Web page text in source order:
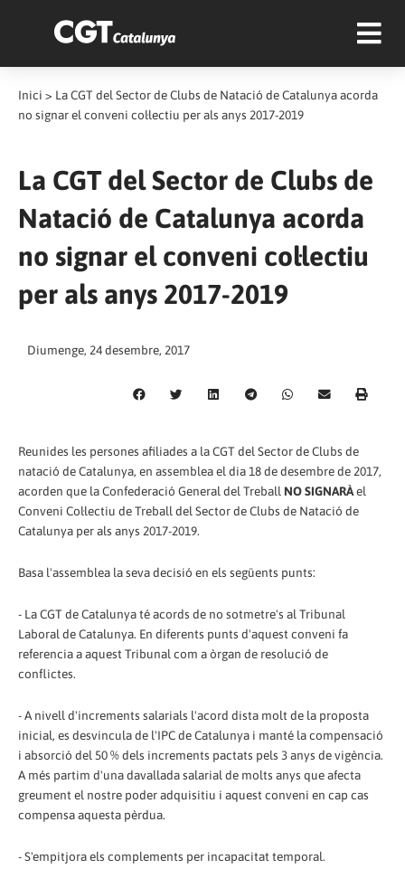
Inici > La CGT del Sector de Clubs de Natació de Catalunya acorda
no signar el conveni col·lectiu per als anys 2017-2019
La CGT del Sector de Clubs de
Natació de Catalunya acorda
no signar el conveni col·lectiu
per als anys 2017-2019
Diumenge, 24 desembre, 2017
Reunides les persones afiliades a la CGT del Sector de Clubs de
natació de Catalunya, en assemblea el dia 18 de desembre de 2017,
acorden que la Confederació General del Treball NO SIGNARÀel
Conveni Col·lectiu de Treball del Sector de Clubs de Natació de
Catalunya per als anys 2017-2019.
Basa l'assemblea la seva decisió en els següents punts:
- La CGT de Catalunya té acords de no sotmetre's al Tribunal
Laboral de Catalunya. En diferents punts d'aquest conveni fa
referencia a aquest Tribunal com a òrgan de resolució de
conflictes.
- A nivell d'increments salarials l'acord dista molt de la proposta
inicial, es desvincula de l'IPC de Catalunya i manté la compensació
i absorció del 50 % dels increments pactats pels 3 anys de vigència.
A més partim d'una davallada salarial de molts anys que afecta
greument el nostre poder adquisitiu i aquest conveni en cap cas
compensa aquesta pèrdua.
- S'empitjora els complements per incapacitat temporal.